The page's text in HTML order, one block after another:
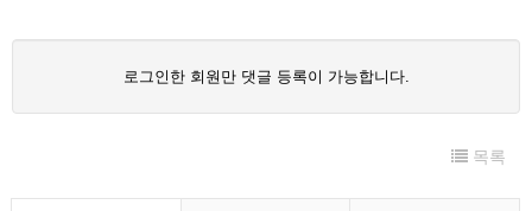
로그인한 회원만 댓글 등록이 가능합니다.
목록